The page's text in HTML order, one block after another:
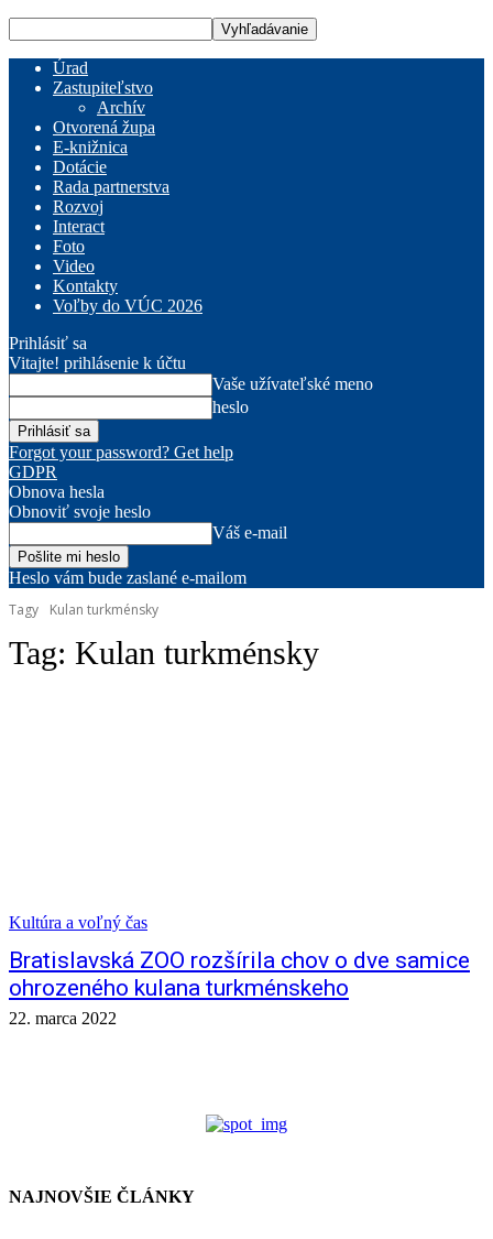
Úrad
Zastupiteľstvo
Archív
Otvorená župa
E-knižnica
Dotácie
Rada partnerstva
Rozvoj
Interact
Foto
Video
Kontakty
Voľby do VÚC 2026
Prihlásiť sa
Vitajte! prihlásenie k účtu
Vaše užívateľské meno
heslo
Forgot your password? Get help
GDPR
Obnova hesla
Obnoviť svoje heslo
Váš e-mail
Heslo vám bude zaslané e-mailom
Tagy
Kulan turkménsky
Tag: Kulan turkménsky
Kultúra a voľný čas
Bratislavská ZOO rozšírila chov o dve samice
ohrozeného kulana turkménskeho
22. marca 2022
NAJNOVŠIE ČLÁNKY